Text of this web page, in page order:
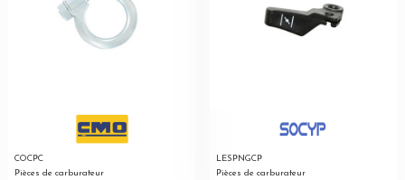
COCPC
Pièces de carburateur
LESPNGCP
Pièces de carburateur